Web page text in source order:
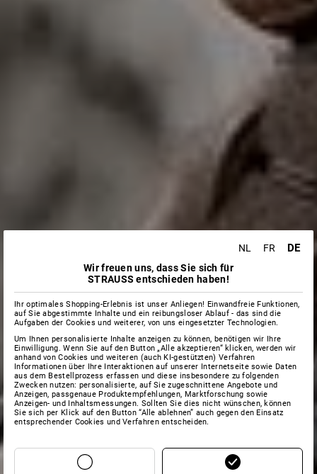
NL FR DE
Wir freuen uns, dass Sie sich für
STRAUSS entschieden haben!
Ihr optimales Shopping-Erlebnis ist unser Anliegen! Einwandfreie Funktionen,
auf Sie abgestimmte Inhalte und ein reibungsloser Ablauf - das sind die
Aufgaben der Cookies und weiterer, von uns eingesetzter Technologien.
Um Ihnen personalisierte Inhalte anzeigen zu können, benötigen wir Ihre
Einwilligung. Wenn Sie auf den Button „Alle akzeptieren“ klicken, werden wir
anhand von Cookies und weiteren (auch KI-gestützten) Verfahren
Informationen über Ihre Interaktionen auf unserer Internetseite sowie Daten
aus dem Bestellprozess erfassen und diese insbesondere zu folgenden
Zwecken nutzen: personalisierte, auf Sie zugeschnittene Angebote und
Anzeigen, passgenaue Produktempfehlungen, Marktforschung sowie
Anzeigen- und Inhaltsmessungen. Sollten Sie dies nicht wünschen, können
Sie sich per Klick auf den Button “Alle ablehnen” auch gegen den Einsatz
entsprechender Cookies und Verfahren entscheiden.